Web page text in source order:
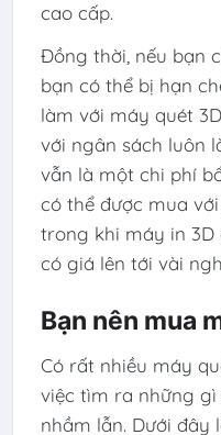
cao cấp.
Đồng thời, nếu bạn
bạn có thể bị hạn
làm với máy quét
với ngân sách luôn
vẫn là một chi phí
có thể được mua
trong khi máy in
có giá lên tới vài
Bạn nên mua
Có rất nhiều máy
việc tìm ra những
nhầm lẫn. Dưới đây